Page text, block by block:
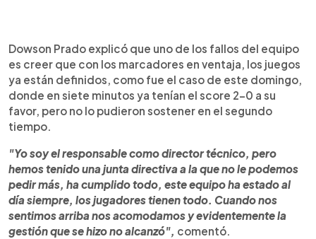
Dowson Prado explicó que uno de los fallos del equipo
es creer que con los marcadores en ventaja, los juegos
ya están definidos, como fue el caso de este domingo,
donde en siete minutos ya tenían el score 2-0 a su
favor, pero no lo pudieron sostener en el segundo
tiempo.
"Yo soy el responsable como director técnico, pero
hemos tenido una junta directiva a la que no le podemos
pedir más, ha cumplido todo, este equipo ha estado al
día siempre, los jugadores tienen todo. Cuando nos
sentimos arriba nos acomodamos y evidentemente la
gestión que se hizo no alcanzó", comentó.